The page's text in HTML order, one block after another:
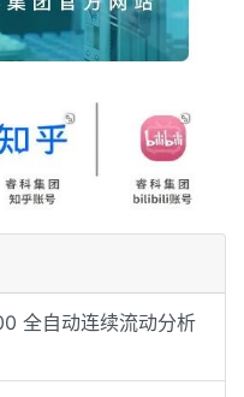
全自动连续流动分析